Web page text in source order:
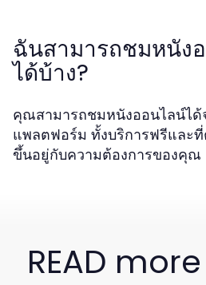
ฉันสามารถชมหนัง
ได้บ้าง?
คุณสามารถชมหนังออนไลน์ได้
แพลตฟอร์ม ทั้งบริการฟรีและที่
ขึ้นอยู่กับความต้องการของคุณ
READ